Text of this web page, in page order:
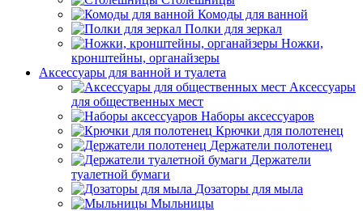
Комоды для ванной
Полки для зеркал
Ножки,
кронштейны, органайзеры
Аксессуары для ванной и туалета
Аксессуары
для общественных мест
Наборы аксессуаров
Крючки для полотенец
Держатели полотенец
Держатели
туалетной бумаги
Дозаторы для мыла
Мыльницы